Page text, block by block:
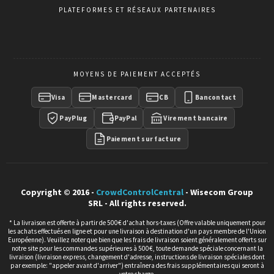
PLATEFORMES ET RÉSEAUX PARTENAIRES
MOYENS DE PAIEMENT ACCEPTÉS
Visa Mastercard CB Bancontact
PayPlug PayPal Virement bancaire
Paiement sur facture
Copyright © 2016 - CrowdControlCentral - Wisecom Group
SRL - All rights reserved.
* La livraison est offerte à partir de 500€ d'achat hors-taxes (Offre valable uniquement pour
les achats effectués en ligne et pour une livraison à destination d'un pays membre de l'Union
Européenne). Veuillez noter que bien que les frais de livraison soient généralement offerts sur
notre site pour les commandes supérieures à 500€, toute demande spéciale concernant la
livraison (livraison express, changement d'adresse, instructions de livraison spéciales dont
par exemple: "appeler avant d'arriver") entraînera des frais supplémentaires qui seront à